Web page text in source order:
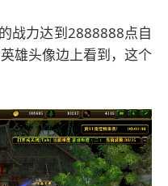
战力达到2888888点自
雄头像边上看到，这个